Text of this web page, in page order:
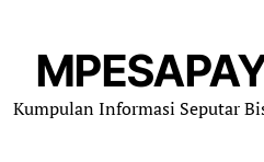
Kumpulan Informasi Seputar